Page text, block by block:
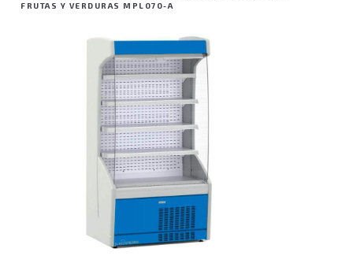
FRUTAS Y VERDURAS MPL070-A